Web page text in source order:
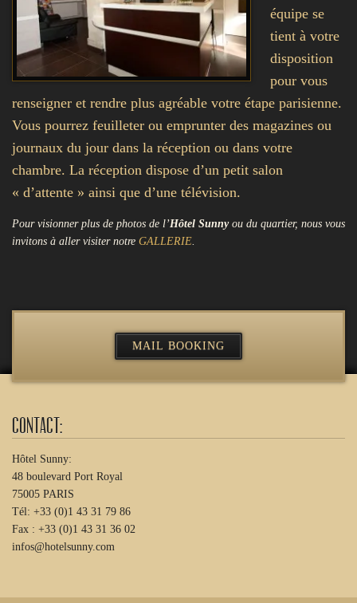
équipe se
tient à votre
disposition
pour vous
renseigner et rendre plus agréable votre étape parisienne.
Vous pourrez feuilleter ou emprunter des magazines ou
journaux du jour dans la réception ou dans votre
chambre. La réception dispose d’un petit salon
« d’attente » ainsi que d’une télévision.
Pour visionner plus de photos de l’Hôtel Sunnyou du quartier, nous vous
invitons à aller visiter notre GALLERIE.
Contact:
Hôtel Sunny:
48 boulevard Port Royal
75005 PARIS
Tél: +33 (0)1 43 31 79 86
Fax : +33 (0)1 43 31 36 02
infos@hotelsunny.com